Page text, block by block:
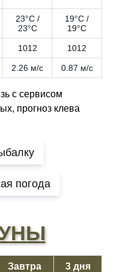
23°C /
23°C
19°C /
19°C
1012 1012
2.26 м/с 0.87 м/с
с сервисом
прогноз клева
погода
Завтра 3 дня